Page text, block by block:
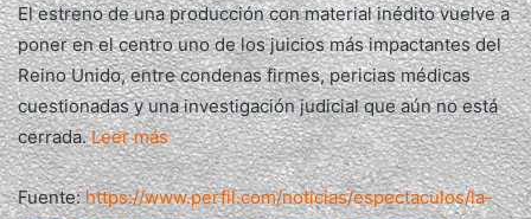
El estreno de una producción con material inédito vuelve a
poner en el centro uno de los juicios más impactantes del
Reino Unido, entre condenas firmes, pericias médicas
cuestionadas y una investigación judicial que aún no está
cerrada.Leer más
Fuente:https://www.perfil.com/noticias/espectaculos/la-